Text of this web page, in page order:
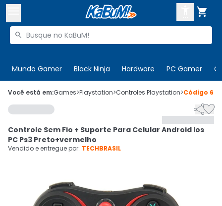

Buscar produtos

Mundo Gamer Black Ninja Hardware PC Gamer
 Olá. Acesse sua conta
 Departamentos
Cupons
CADASTRE-SE
Você está em:Games>Playstation>Controles Playstation>Código

Controle Sem Fio + Suporte Para Celular Android Ios
PC Ps3 Preto+vermelho
Vendido e entregue por: TECHBRASIL